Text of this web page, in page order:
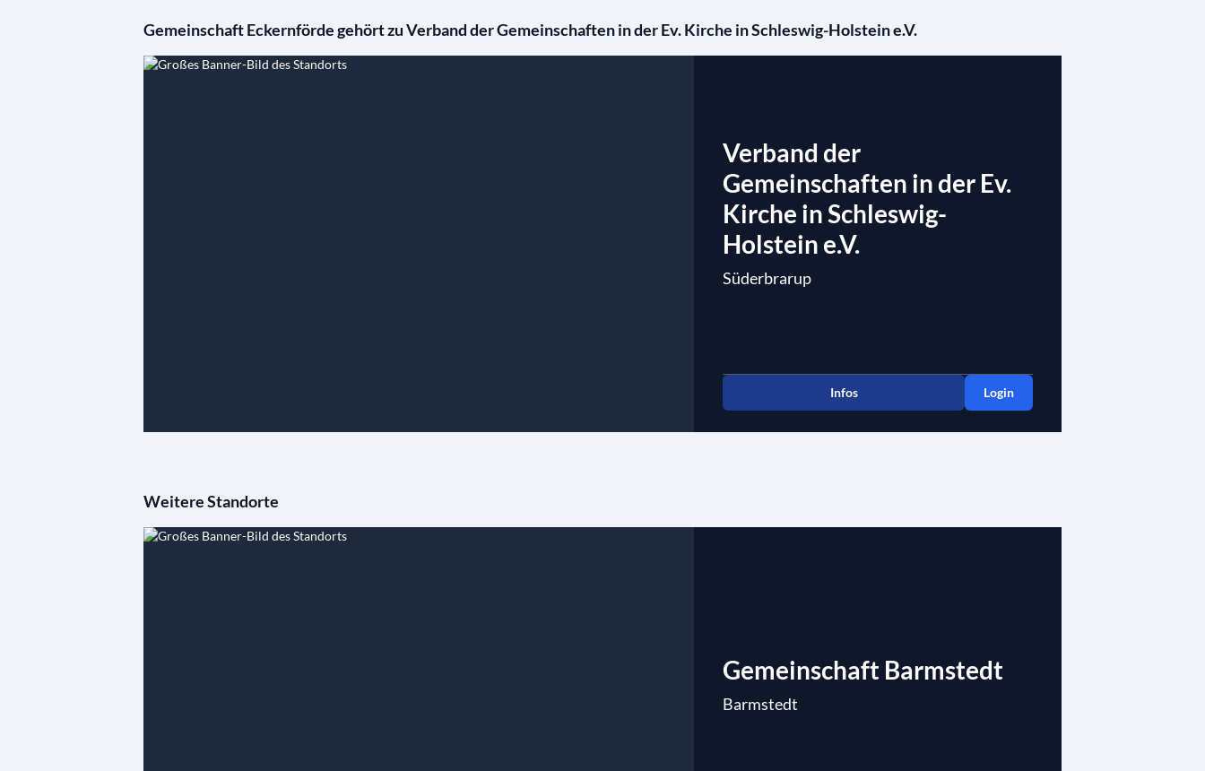
Gemeinschaft Eckernförde gehört zu Verband der Gemeinschaften in der Ev. Kirche in Schleswig-Holstein e.V.
Verband der
Gemeinschaften in der Ev.
Kirche in Schleswig-
Holstein e.V.
Süderbrarup
Infos Login
Weitere Standorte
Gemeinschaft Barmstedt
Barmstedt